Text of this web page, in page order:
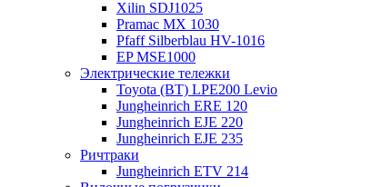
Xilin SDJ1025
Pramac MX 1030
Pfaff Silberblau HV-1016
EP MSE1000
Электрические тележки
Toyota (BT) LPE200 Levio
Jungheinrich ERE 120
Jungheinrich EJE 220
Jungheinrich EJE 235
Ричтраки
Jungheinrich ETV 214